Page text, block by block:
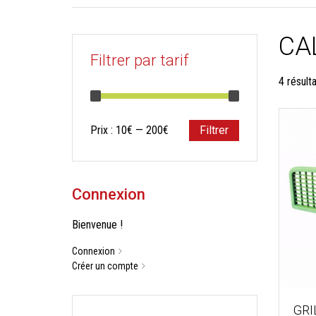
4
Filtrer par tarif
Prix
Prix
Filtrer
Prix : 10€ — 200€
Connexion
Bienvenue !
Connexion
Créer un compte